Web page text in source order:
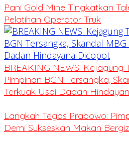
Pani Gold Mine Tingkatkan
Pelatihan Operator Truk
BREAKING NEWS: Kejagung
Pimpinan BGN Tersangka,
Terkuak Usai Dadan
Langkah Tegas Prabowo:
Demi Sukseskan Makan